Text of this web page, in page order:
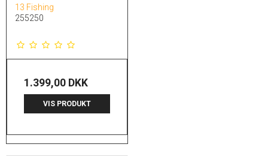
13 Fishing
255250
1.399,00 DKK
VIS PRODUKT